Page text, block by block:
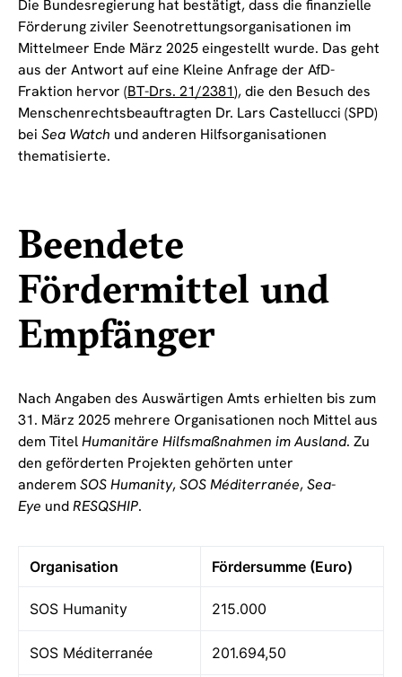
Die Bundesregierung hat bestätigt, dass die finanzielle
Förderung ziviler Seenotrettungsorganisationen im
Mittelmeer Ende März 2025 eingestellt wurde. Das geht
aus der Antwort auf eine Kleine Anfrage der AfD-
Fraktion hervor (BT-Drs. 21/2381), die den Besuch des
Menschenrechtsbeauftragten Dr. Lars Castellucci (SPD)
bei Sea Watch und anderen Hilfsorganisationen
thematisierte.
Beendete
Fördermittel und
Empfänger
Nach Angaben des Auswärtigen Amts erhielten bis zum
31. März 2025 mehrere Organisationen noch Mittel aus
dem TitelHumanitäre Hilfsmaßnahmen im Ausland. Zu
den geförderten Projekten gehörten unter
anderemSOS Humanity,SOS Méditerranée,Sea-
Eye undRESQSHIP.
Organisation Fördersumme (Euro)
SOS Humanity 215.000
SOS Méditerranée 201.694,50